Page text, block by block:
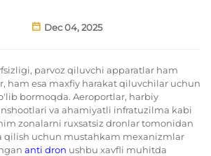
Dec 04, 2025
parvoz qiluvchi apparatlar ham
ham esa maxfiy harakat qiluvchilar uchun
bormoqda. Aeroportlar, harbiy
va ahamiyatli infratuzilma kabi
zonalarni ruxsatsiz dronlar tomonidan
qilish uchun mustahkam mexanizmlar
anti dron ushbu xavfli muhitda